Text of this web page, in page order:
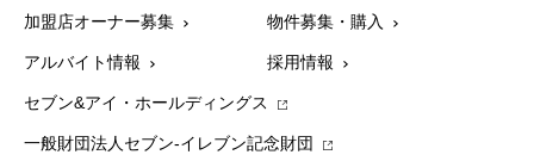
加盟店オーナー募集 物件募集・購入
アルバイト情報 採用情報
セブン&アイ・ホールディングス
一般財団法人セブン-イレブン記念財団